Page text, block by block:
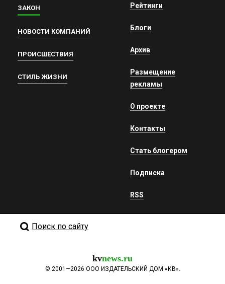
ЗАКОН
НОВОСТИ КОМПАНИЙ
ПРОИСШЕСТВИЯ
СТИЛЬ ЖИЗНИ
Рейтинги
Блоги
Архив
Размещение
рекламы
О проекте
Контакты
Стать блогером
Подписка
RSS
Поиск по сайту
kvnews.ru
© 2001—2026 ООО ИЗДАТЕЛЬСКИЙ ДОМ «КВ».